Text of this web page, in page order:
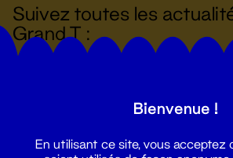
Suivez toutes les
Grand T :
Bienvenue !
En utilisant ce site, vous acceptez